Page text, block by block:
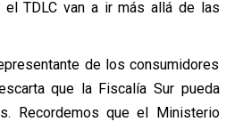
el TDLC van a ir más allá de las
de los consumidores
que la Fiscalía Sur pueda
Recordemos que el Ministerio